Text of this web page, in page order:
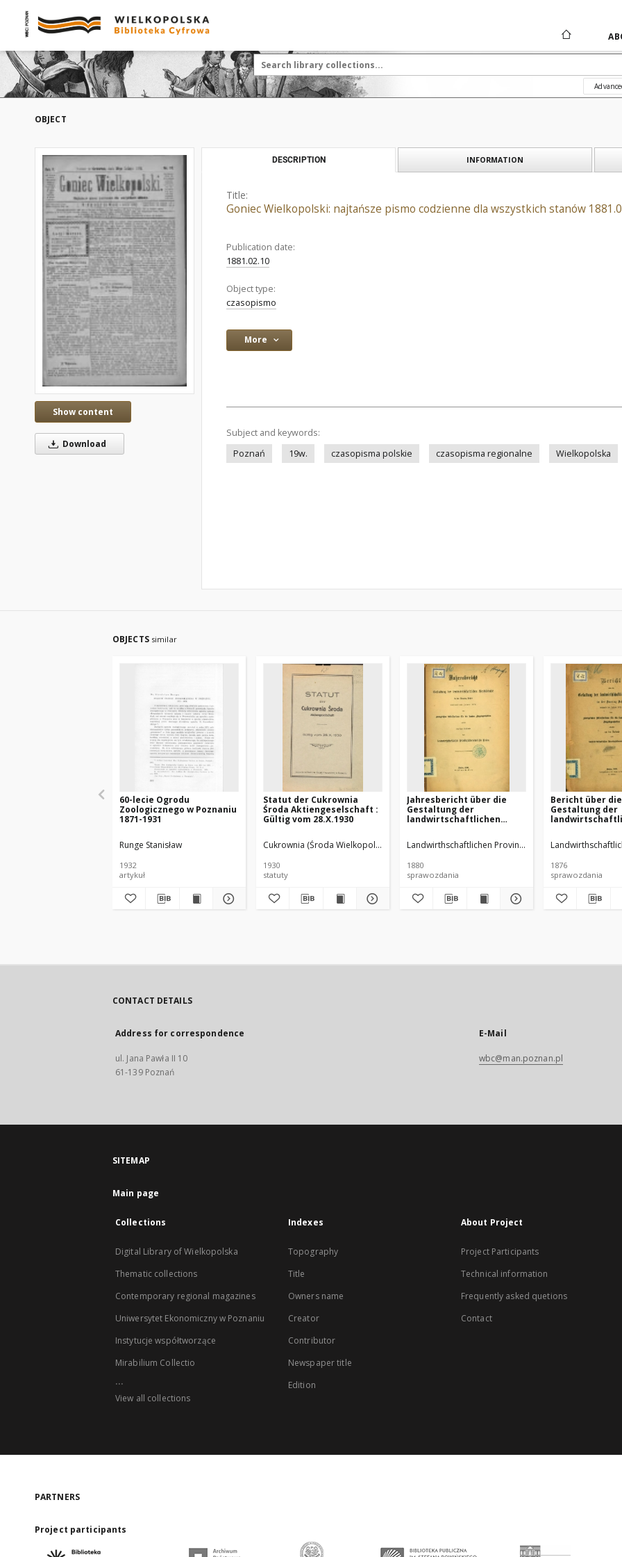
OBJECT
Show content
Download
DESCRIPTION INFORMATION
Title:
Goniec Wielkopolski: najtańsze pismo codzienne dla wszystkich stanów
Publication date:
1881.02.10
Object type:
czasopismo
More
Subject and keywords:
Poznań
19w. czasopisma polskie czasopisma regionalne Wielkopolska
OBJECTS similar
60-lecie Ogrodu
Zoologicznego w Poznaniu
1871-1931
Runge Stanisław
1932
artykuł
Statut der Cukrownia
Środa Aktiengeselschaft :
Gültig vom 28.X.1930
Cukrownia (Środa Wielkopolska)
1930
statuty
Jahresbericht über die
Gestaltung der
landwirtschaftlichen
Provinz Posen während
des Jahres 1879.
Landwirthschaftlichen Provinzialvereins für Posen
1880
sprawozdania
Bericht über die
Gestaltung der
Provinz Posen
des Jahres 1875.
1876
sprawozdania
CONTACT DETAILS
Address for correspondence
ul. Jana Pawła II 10
61-139 Poznań
E-Mail
wbc@man.poznan.pl
SITEMAP
Main page
Collections
Digital Library of Wielkopolska
Thematic collections
Contemporary regional magazines
Uniwersytet Ekonomiczny w Poznaniu
Instytucje współtworzące
Mirabilium Collectio
...
View all collections
Indexes
Topography
Title
Owners name
Creator
Contributor
Newspaper title
Edition
About Project
Project Participants
Technical information
Frequently asked quetions
Contact
PARTNERS
Project participants